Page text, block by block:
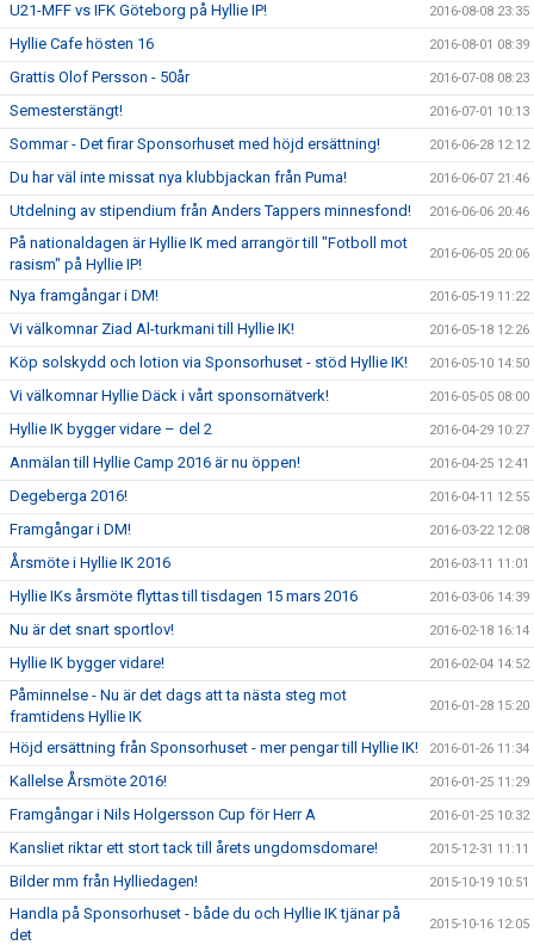
U21-MFF vs IFK Göteborg på Hyllie IP! 2016-08-08 23:35
Hyllie Cafe hösten 16 2016-08-01 08:39
Grattis Olof Persson - 50år 2016-07-08 08:23
Semesterstängt! 2016-07-01 10:13
Sommar - Det firar Sponsorhuset med höjd ersättning! 2016-06-28 12:12
Du har väl inte missat nya klubbjackan från Puma! 2016-06-07 21:46
Utdelning av stipendium från Anders Tappers minnesfond! 2016-06-06 20:46
På nationaldagen är Hyllie IK med arrangör till "Fotboll mot
rasism" på Hyllie IP!
2016-06-05 20:06
Nya framgångar i DM! 2016-05-19 11:22
Vi välkomnar Ziad Al-turkmani till Hyllie IK! 2016-05-18 12:26
Köp solskydd och lotion via Sponsorhuset - stöd Hyllie IK! 2016-05-10 14:50
Vi välkomnar Hyllie Däck i vårt sponsornätverk! 2016-05-05 08:00
Hyllie IK bygger vidare – del 2 2016-04-29 10:27
Anmälan till Hyllie Camp 2016 är nu öppen! 2016-04-25 12:41
Degeberga 2016! 2016-04-11 12:55
Framgångar i DM! 2016-03-22 12:08
Årsmöte i Hyllie IK 2016 2016-03-11 11:01
Hyllie IKs årsmöte flyttas till tisdagen 15 mars 2016 2016-03-06 14:39
Nu är det snart sportlov! 2016-02-18 16:14
Hyllie IK bygger vidare! 2016-02-04 14:52
Påminnelse - Nu är det dags att ta nästa steg mot
framtidens Hyllie IK
2016-01-28 15:20
Höjd ersättning från Sponsorhuset - mer pengar till Hyllie IK! 2016-01-26 11:34
Kallelse Årsmöte 2016! 2016-01-25 11:29
Framgångar i Nils Holgersson Cup för Herr A 2016-01-25 10:32
Kansliet riktar ett stort tack till årets ungdomsdomare! 2015-12-31 11:11
Bilder mm från Hylliedagen! 2015-10-19 10:51
Handla på Sponsorhuset - både du och Hyllie IK tjänar på
det
2015-10-16 12:05